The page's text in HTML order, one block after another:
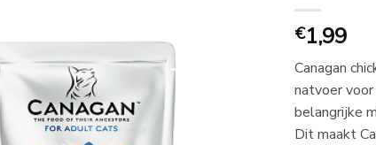
€1,99
Canagan
natvoer voor
belangrijke
Dit maakt